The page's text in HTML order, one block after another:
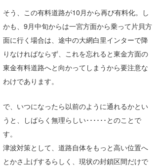
そう、この有料道路が10月から再び有料化。し
かも、9月中旬からは一宮方面から乗って片貝方
面に行く場合は、途中の大網白里インターで降
りなければならず、これを忘れると東金方面の
東金有料道路へと向かってしまうから要注意な
わけであります。
で、いつになったら以前のように通れるかとい
うと、しばらく無理らしい･･････とのことで
す。
津波対策として、道路自体をもっと高い位置へ
とかさ上げするらしく、現状の封鎖区間だけで
CBA Films
熊谷素子
田原啓江
植村未来
NOBUFUKU
大野”MAR”修聖
chan-U
ECE
G◎Da
H
KOBU
MIN